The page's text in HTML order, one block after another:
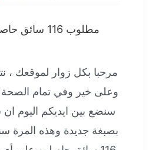
مطلوب 116
مرحبا بكل زوار لموقعك ،
وعلى خير وفي تمام الصحة
سنضع بين ايديكم اليوم ان
بصبغة جديدة وهذه